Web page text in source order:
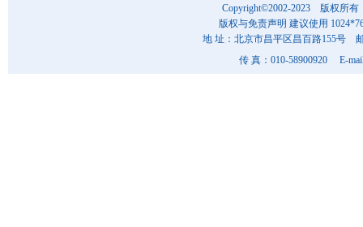
Copyright©2002-2023 版权所有
版权与免责声明 建议使用
地 址：北京市昌平区昌百路155号
传 真：010-58900920 E-